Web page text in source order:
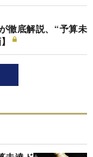
徹底解説、“予算未